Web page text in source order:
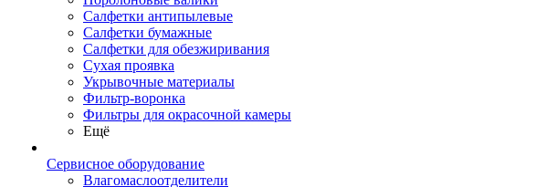
Салфетки антипылевые
Салфетки бумажные
Салфетки для обезжиривания
Сухая проявка
Укрывочные материалы
Фильтр-воронка
Фильтры для окрасочной камеры
Ещё
Сервисное оборудование
Влагомаслоотделители